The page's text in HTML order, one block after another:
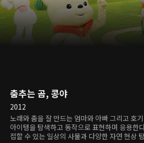
춤추는 곰, 콩야
2012
노래와 춤을 잘 만드는 엄마와 아빠 그리고 호
아이템을 탐색하고 동작으로 표현하며 응용한
접할 수 있는 일상의 사물과 다양한 자연 현상